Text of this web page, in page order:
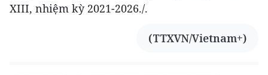
XIII, nhiệm kỳ 2021-2026./.
(TTXVN/Vietnam+)